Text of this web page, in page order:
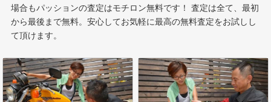
場合もパッションの査定はモチロン無料です！ 査定は全て、最初
から最後まで無料。安心してお気軽に最高の無料査定をお試しし
て頂けます。